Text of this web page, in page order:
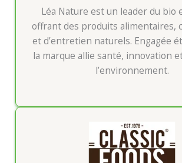
Léa Nature est un leader du bio
offrant des produits alimentaires,
et d’entretien naturels. Engagée
la marque allie santé, innovation
l’environnement.